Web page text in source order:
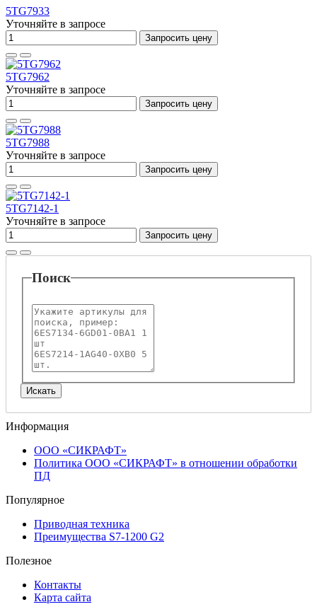
5TG7933
Уточняйте в запросе
Запросить цену
5TG7962
Уточняйте в запросе
Запросить цену
5TG7988
Уточняйте в запросе
Запросить цену
5TG7142-1
Уточняйте в запросе
Запросить цену
Поиск
Информация
ООО «СИКРАФТ»
Политика ООО «СИКРАФТ» в отношении обработки
ПД
Популярное
Приводная техника
Преимущества S7-1200 G2
Полезное
Контакты
Карта сайта